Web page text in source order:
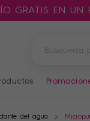
GRATIS EN UN
del agua